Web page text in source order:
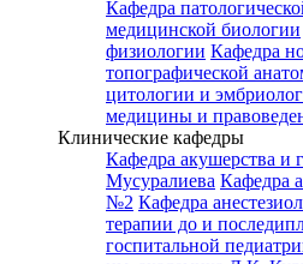
Кафедра
медицинской биологии
физиологии Кафедра
топографической
цитологии и
медицины и
Клинические кафедры
Кафедра акушерства
Мусуралиева Кафедра
№2 Кафедра
терапии до и
госпитальной